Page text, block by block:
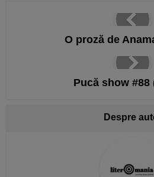
O proză de
Pucă show #88
Despre